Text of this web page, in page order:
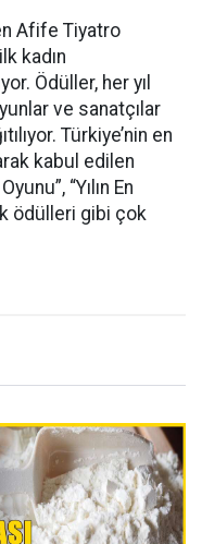
Afife Tiyatro
kadın
Ödüller, her yıl
ve sanatçılar
Türkiye’nin en
kabul edilen
“Yılın En
ödülleri gibi çok